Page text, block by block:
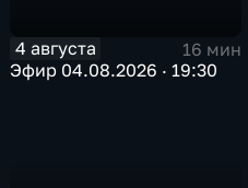
4 августа
16 мин
Эфир 04.08.2026 · 19:30